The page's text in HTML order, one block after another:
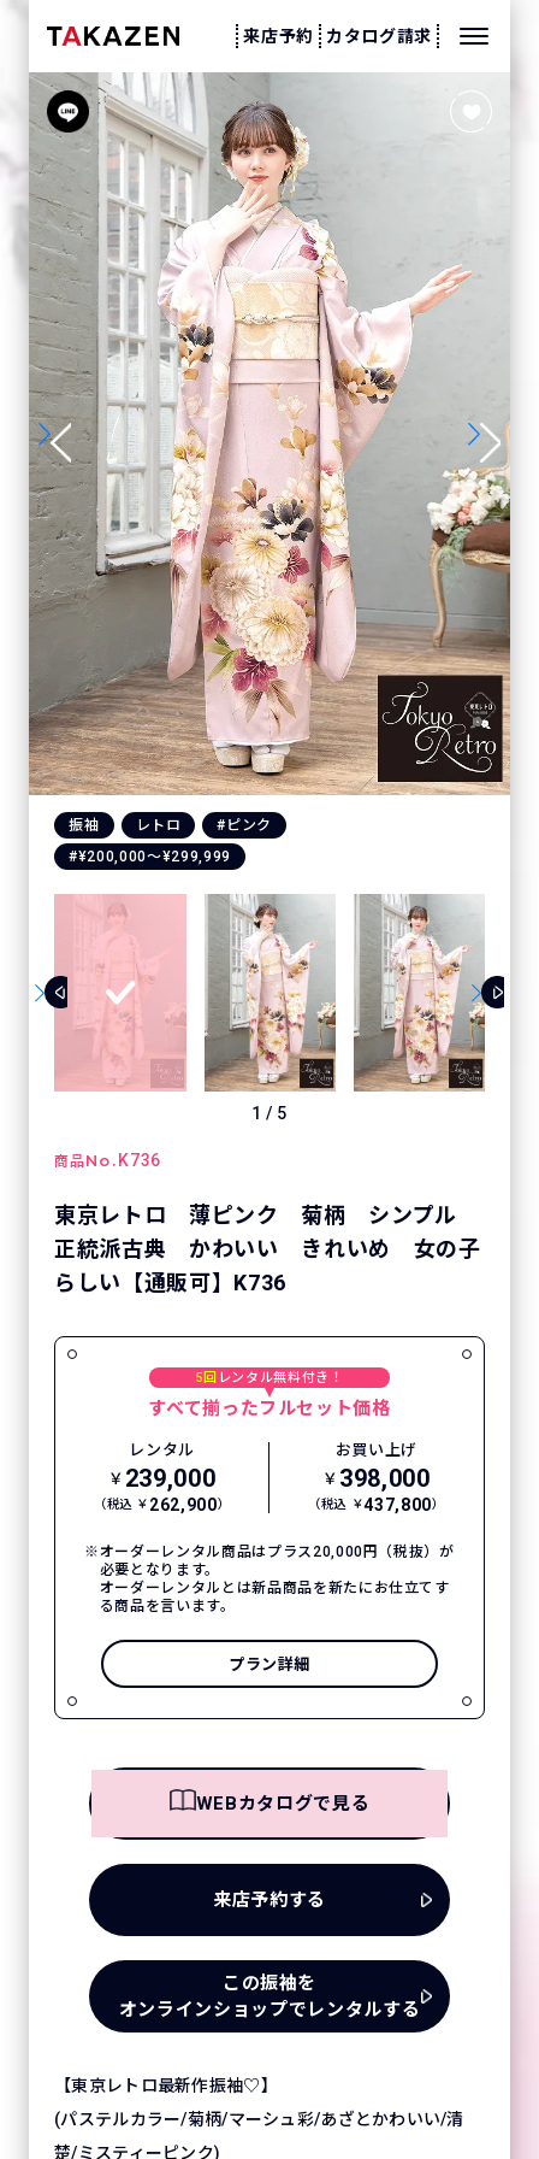
来店予約 カタログ請求
振袖 レトロ
#ピンク
#¥200,000〜¥299,999
1 / 5
商品No. K736
東京レトロ 薄ピンク 菊柄 シンプル
正統派古典 かわいい きれいめ 女の子
らしい【通販可】K736
5回 レンタル無料付き！
すべて揃ったフルセット価格
レンタル
￥ 239,000
（税込 ￥ 262,900）
お買い上げ
￥ 398,000
（税込 ￥437,800）
オーダーレンタル商品はプラス20,000円（税抜）が
必要となります。
オーダーレンタルとは新品商品を新たにお仕立てす
る商品を言います。
プラン詳細
WEBカタログで見る
来店予約する
この振袖を
オンラインショップでレンタルする
【東京レトロ最新作振袖♡】
(パステルカラー/菊柄/マーシュ彩/あざとかわいい/清
楚/ミスティーピンク)